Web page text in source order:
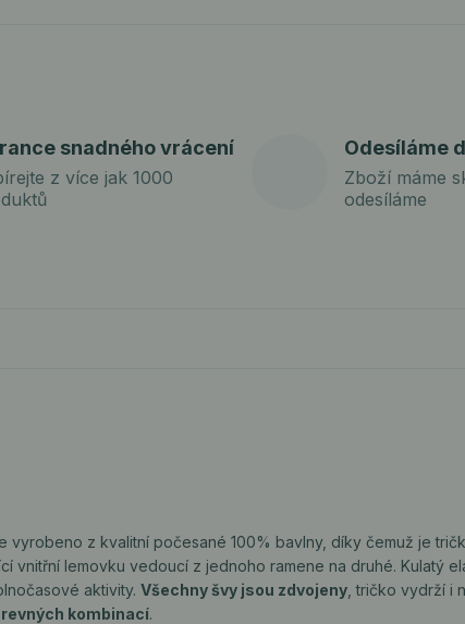
snadného vrácení
z více jak 1000
Odesíláme
Zboží máme
odesíláme
vyrobeno z kvalitní počesané 100% bavlny, díky čemuž je
vnitřní lemovku vedoucí z jednoho ramene na druhé. Kulatý
aktivity. Všechny švy jsou zdvojeny , tričko vydrží i
kombinací.